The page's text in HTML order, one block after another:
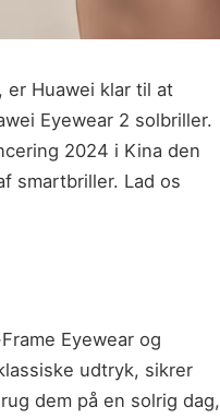
Huawei klar til at
Eyewear 2 solbriller.
2024 i Kina den
smartbriller. Lad os
Eyewear og
udtryk, sikrer
dem på en solrig dag,